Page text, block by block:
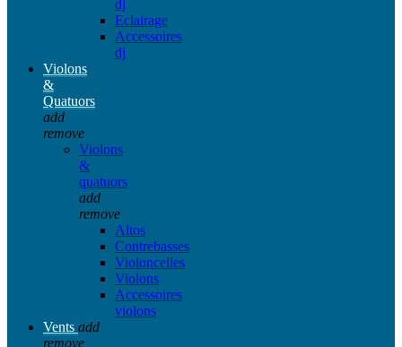
dj
Eclairage
Accessoires
dj
Violons
&
Quatuors
add
remove
Violons
&
quatuors
add
remove
Altos
Contrebasses
Violoncelles
Violons
Accessoires
violons
Vents add
remove